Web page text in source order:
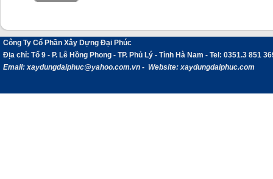
Công Ty Cổ Phần Xây Dựng Đại Phúc
Địa chỉ: Tổ 9 - P. Lê Hồng Phong - TP. Phủ Lý - Tỉnh Hà Nam - Tel: 0351.3 851
Email: xaydungdaiphuc@yahoo.com.vn - Website: xaydungdaiphuc.com